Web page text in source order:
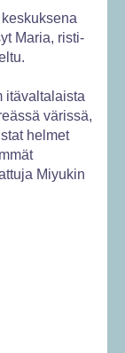
Maria, risti-
itävaltalaista
värissä,
helmet
Miyukin